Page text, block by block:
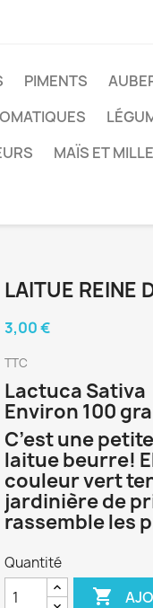
PIMENTS
MAÏS ET
LAITUE REINE
3,00 €
TTC
Lactuca Sativa
Environ 100
C’est une
laitue beurre!
couleur vert
jardinière de
rassemble les
Quantité
